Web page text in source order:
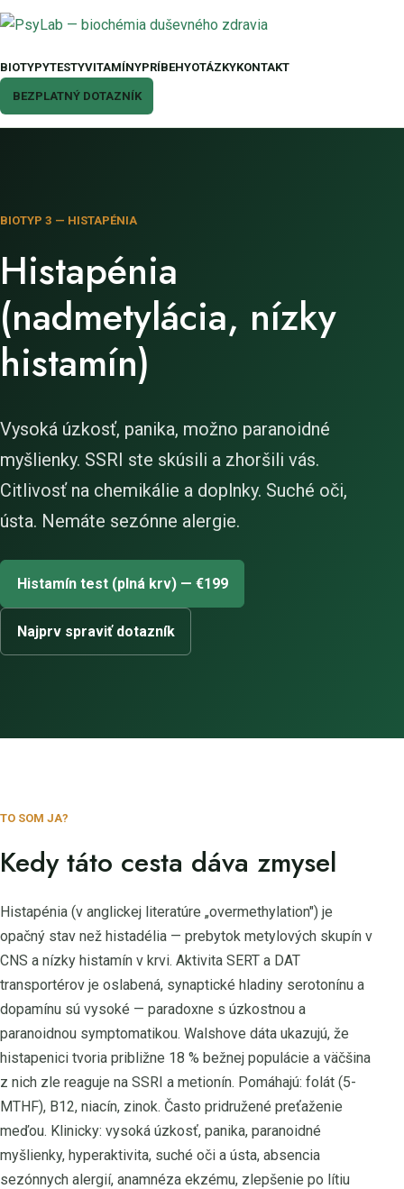
BIOTYPYTESTYVITAMÍNYPRÍBEHYOTÁZKYKONTAKT
BEZPLATNÝ DOTAZNÍK
BIOTYP 3 — HISTAPÉNIA
Histapénia
(nadmetylácia, nízky
histamín)
Vysoká úzkosť, panika, možno paranoidné
myšlienky. SSRI ste skúsili a zhoršili vás.
Citlivosť na chemikálie a doplnky. Suché oči,
ústa. Nemáte sezónne alergie.
Histamín test (plná krv) — €199
Najprv spraviť dotazník
TO SOM JA?
Kedy táto cesta dáva zmysel
Histapénia (v anglickej literatúre „overmethylation") je
opačný stav než histadélia — prebytok metylových skupín v
CNS a nízky histamín v krvi. Aktivita SERT a DAT
transportérov je oslabená, synaptické hladiny serotonínu a
dopamínu sú vysoké — paradoxne s úzkostnou a
paranoidnou symptomatikou. Walshove dáta ukazujú, že
histapenici tvoria približne 18 % bežnej populácie a väčšina
z nich zle reaguje na SSRI a metionín. Pomáhajú: folát (5-
MTHF), B12, niacín, zinok. Často pridružené preťaženie
meďou. Klinicky: vysoká úzkosť, panika, paranoidné
myšlienky, hyperaktivita, suché oči a ústa, absencia
sezónnych alergií, anamnéza ekzému, zlepšenie po lítiu